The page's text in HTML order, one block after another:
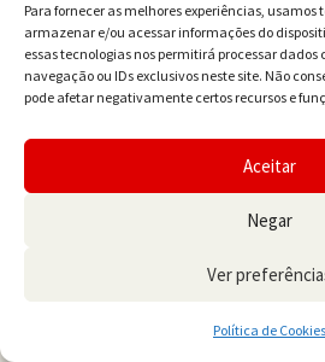
Para fornecer as melhores experiências, usamos
armazenar e/ou acessar informações do
essas tecnologias nos permitirá processar
navegação ou IDs exclusivos neste site. Não
pode afetar negativamente certos recursos e
Aceitar
Negar
Ver
Política de Cookies
Contato
© JAMER Books 2026